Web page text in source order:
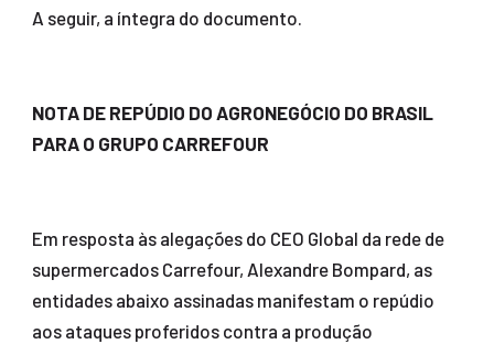
A seguir, a íntegra do documento.
NOTA DE REPÚDIO DO AGRONEGÓCIO DO BRASIL
PARA O GRUPO CARREFOUR
Em resposta às alegações do CEO Global da rede de
supermercados Carrefour, Alexandre Bompard, as
entidades abaixo assinadas manifestam o repúdio
aos ataques proferidos contra a produção